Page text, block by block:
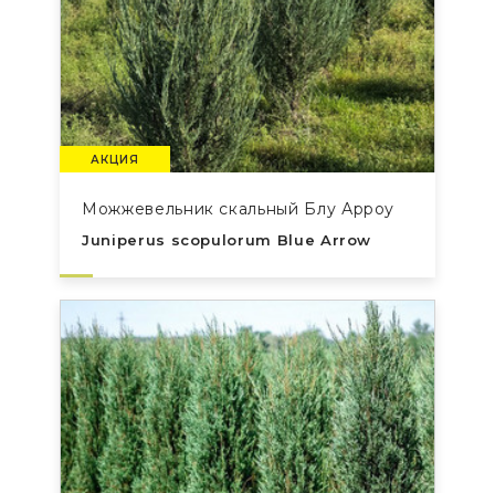
АКЦИЯ
Можжевельник скальный Блу Арроу
Juniperus scopulorum Blue Arrow